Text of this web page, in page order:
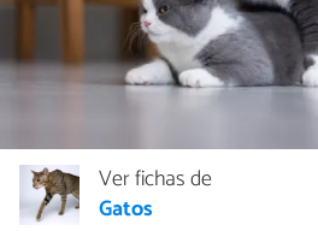
Ver fichas de
Gatos